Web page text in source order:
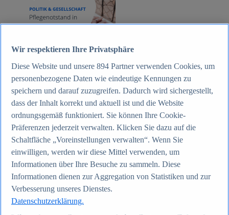
Zum Report
Beliebte Statistiken
Aktuelle Statistiken
Anzahl der Social-Media-Nutzer weltweit 2012-2025
Social Networks mit den meisten Nutzern weltweit
2025
Soziale Netzwerke in Deutschland nach Generationen
2025
Instagram - Nutzung nach Alter und Geschlecht in
Deutschland 2025
Podcasts - Nutzung 2016-2025
Internet
Themen
Weitere Themen
Social Media - Daten & Fakten
TikTok - Daten & Fakten
Top Report
Wir respektieren Ihre Privatsphäre
Diese Website und unsere 894 Partner verwenden Cookies, um
personenbezogene Daten wie eindeutige Kennungen zu
speichern und darauf zuzugreifen. Dadurch wird sichergestellt,
dass der Inhalt korrekt und aktuell ist und die Website
ordnungsgemäß funktioniert. Sie können Ihre Cookie-
Präferenzen jederzeit verwalten. Klicken Sie dazu auf die
Schaltfläche „Voreinstellungen verwalten“. Wenn Sie
einwilligen, werden wir diese Mittel verwenden, um
Informationen über Ihre Besuche zu sammeln. Diese
Informationen dienen zur Aggregation von Statistiken und zur
Verbesserung unseres Dienstes.
Datenschutzerklärung.